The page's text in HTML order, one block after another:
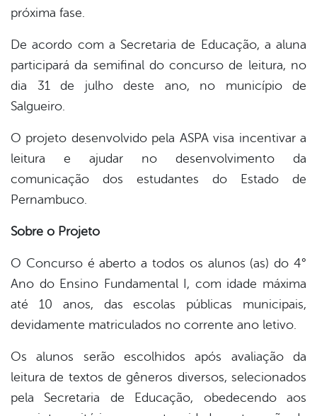
próxima fase.
De acordo com a Secretaria de Educação, a aluna
participará da semifinal do concurso de leitura, no
dia 31 de julho deste ano, no município de
Salgueiro.
O projeto desenvolvido pela ASPA visa incentivar a
leitura e ajudar no desenvolvimento da
comunicação dos estudantes do Estado de
Pernambuco.
Sobre o Projeto
O Concurso é aberto a todos os alunos (as) do 4°
Ano do Ensino Fundamental I, com idade máxima
até 10 anos, das escolas públicas municipais,
devidamente matriculados no corrente ano letivo.
Os alunos serão escolhidos após avaliação da
leitura de textos de gêneros diversos, selecionados
pela Secretaria de Educação, obedecendo aos